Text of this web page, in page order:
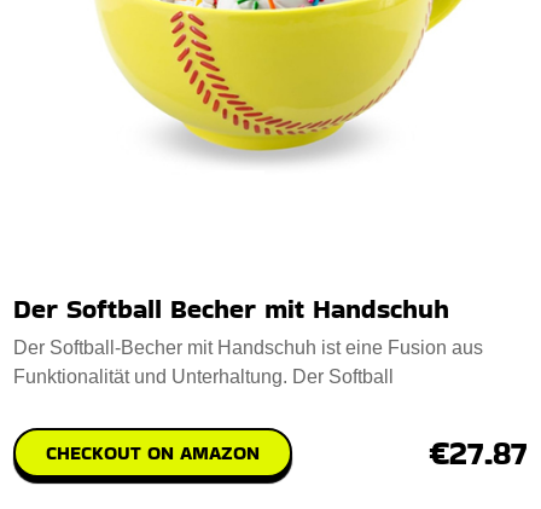
Der Softball Becher mit Handschuh
Der Softball-Becher mit Handschuh ist eine Fusion aus
Funktionalität und Unterhaltung. Der Softball
CHECKOUT ON AMAZON €27.87